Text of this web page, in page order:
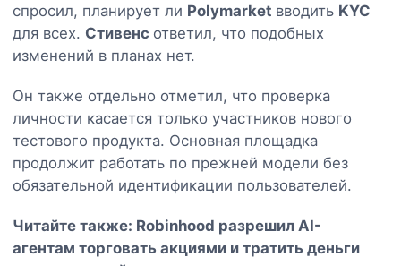
спросил, планирует ли Polymarket вводить KYC
для всех. Стивенс ответил, что подобных
изменений в планах нет.
Он также отдельно отметил, что проверка
личности касается только участников нового
тестового продукта. Основная площадка
продолжит работать по прежней модели без
обязательной идентификации пользователей.
Читайте также: Robinhood разрешил AI-
агентам торговать акциями и тратить деньги